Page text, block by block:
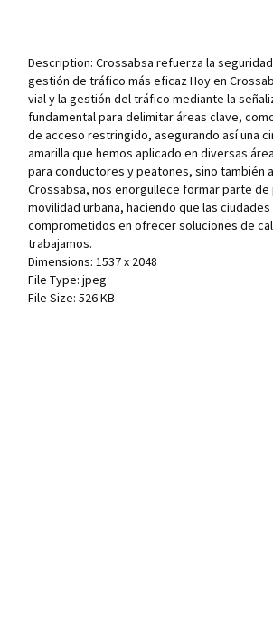
Description: Crossabsa refuerza la
gestión de tráfico más eficaz Hoy en
vial y la gestión del tráfico mediante la
fundamental para delimitar áreas clave,
de acceso restringido, asegurando así una
amarilla que hemos aplicado en diversas
para conductores y peatones, sino también
Crossabsa, nos enorgullece formar parte
movilidad urbana, haciendo que las
comprometidos en ofrecer soluciones de
trabajamos.
Dimensions: 1537 x 2048
File Type: jpeg
File Size: 526 KB